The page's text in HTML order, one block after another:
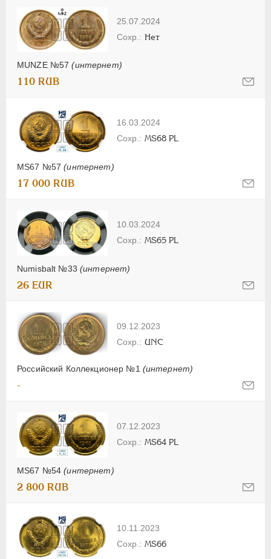
25.07.2024
MUNZE №57(интернет)
Нет
110 RUB
16.03.2024
MS67 №57(интернет)
MS68 PL
17 000 RUB
10.03.2024
Numisbalt №33 (интернет)
MS65 PL
26 EUR
09.12.2023
Российский Коллекционер №1 (интернет)
UNC
-
07.12.2023
MS67 №54(интернет)
MS64 PL
2 800 RUB
10.11.2023
MS66